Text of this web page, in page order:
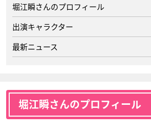
堀江瞬さんのプロフィール
出演キャラクター
最新ニュース
堀江瞬さんのプロフィール